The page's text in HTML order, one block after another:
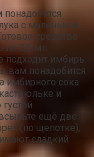
с маленькой
средство
по 2,5 мл.
подходит имбирь
вам понадобится
сока.
и
ещё две
(по щепотке),
сладкий